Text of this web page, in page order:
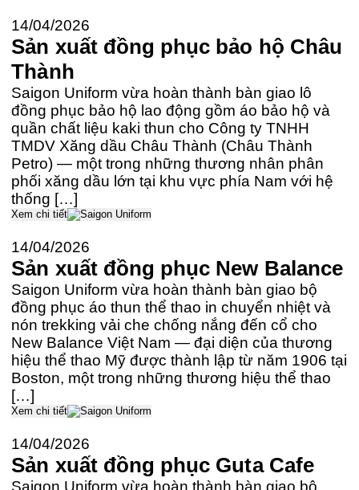
14/04/2026
Sản xuất đồng phục bảo hộ Châu
Thành
Saigon Uniform vừa hoàn thành bàn giao lô
đồng phục bảo hộ lao động gồm áo bảo hộ và
quần chất liệu kaki thun cho Công ty TNHH
TMDV Xăng dầu Châu Thành (Châu Thành
Petro) — một trong những thương nhân phân
phối xăng dầu lớn tại khu vực phía Nam với hệ
thống […]
Xem chi tiết
14/04/2026
Sản xuất đồng phục New Balance
Saigon Uniform vừa hoàn thành bàn giao bộ
đồng phục áo thun thể thao in chuyển nhiệt và
nón trekking vải che chống nắng đến cổ cho
New Balance Việt Nam — đại diện của thương
hiệu thể thao Mỹ được thành lập từ năm 1906 tại
Boston, một trong những thương hiệu thể thao
[…]
Xem chi tiết
14/04/2026
Sản xuất đồng phục Guta Cafe
Saigon Uniform vừa hoàn thành bàn giao bộ